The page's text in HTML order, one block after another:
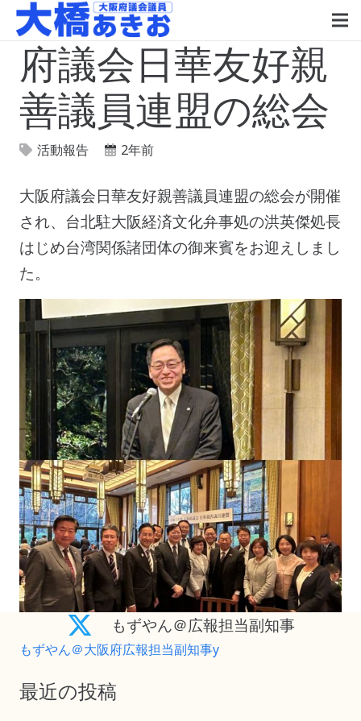
府議会日華友好親
善議員連盟の総会
活動報告 2年前
大阪府議会日華友好親善議員連盟の総会が開催
され、台北駐大阪経済文化弁事処の洪英傑処長
はじめ台湾関係諸団体の御来賓をお迎えしまし
た。
もずやん＠広報担当副知事
もずやん＠大阪府広報担当副知事y
最近の投稿